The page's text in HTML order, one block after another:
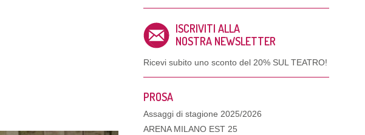
ISCRIVITI ALLA
NOSTRA NEWSLETTER
Ricevi subito uno sconto del 20% SUL TEATRO!
PROSA
Assaggi di stagione 2025/2026
ARENA MILANO EST 25